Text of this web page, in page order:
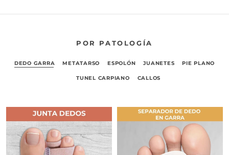
POR PATOLOGÍA
DEDO GARRA METATARSO ESPOLÓN JUANETES PIE PLANO
TUNEL CARPIANO CALLOS